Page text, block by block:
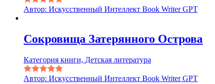
Автор: Искусственный Интеллект Book Writer GPT
Сокровища Затерянного Острова
Категория книги, Детская литература
Автор: Искусственный Интеллект Book Writer GPT